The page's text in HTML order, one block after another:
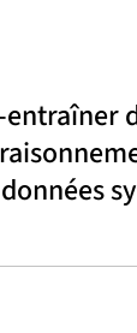
entraîner